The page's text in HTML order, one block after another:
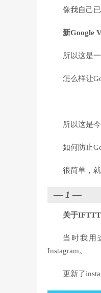
像我自己
新Google
所以这是
怎么样让
所以这是
如何防止
很简单，
— 1 —
关于IFTTT
当时我用
Instagram。
更新了